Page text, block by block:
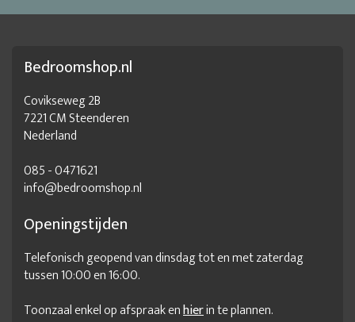
Bedroomshop.nl
Covikseweg 2B
7221 CM Steenderen
Nederland
085 - 0471621
info@bedroomshop.nl
Openingstijden
Telefonisch geopend van dinsdag tot en met zaterdag
tussen 10:00 en 16:00.
Toonzaal enkel op afspraak enhierin te plannen.